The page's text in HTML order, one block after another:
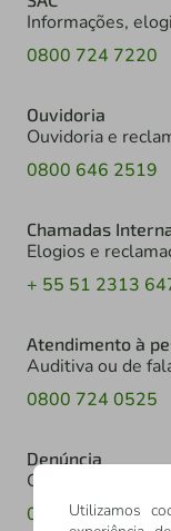
Informações,
0800 724 7220
Ouvidoria
Ouvidoria e
0800 646 2519
Chamadas
Elogios e
+ 55 51 2313
Atendimento à
Auditiva ou de
0800 724 0525
Denúncia
Canal de denúncia
0800 602 6918
Utilizamos